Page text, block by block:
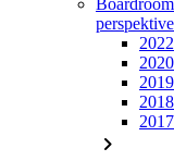
2022
chevron_right